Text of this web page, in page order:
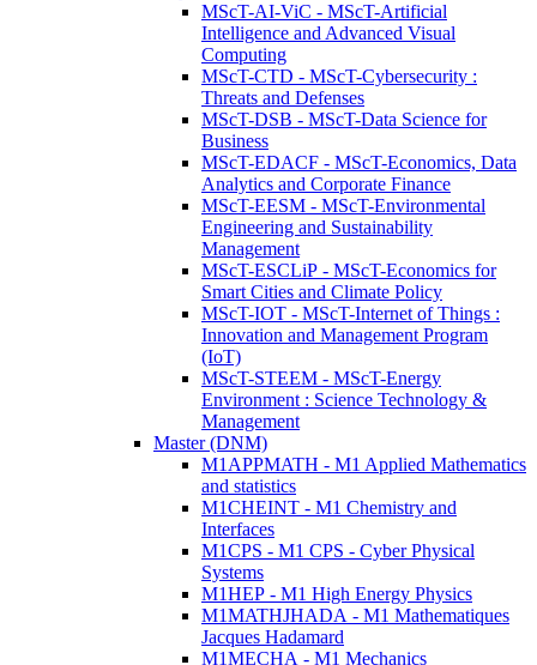
MScT-AI-ViC - MScT-Artificial
Intelligence and Advanced Visual
Computing
MScT-CTD - MScT-Cybersecurity :
Threats and Defenses
MScT-DSB - MScT-Data Science for
Business
MScT-EDACF - MScT-Economics, Data
Analytics and Corporate Finance
MScT-EESM - MScT-Environmental
Engineering and Sustainability
Management
MScT-ESCLiP - MScT-Economics for
Smart Cities and Climate Policy
MScT-IOT - MScT-Internet of Things :
Innovation and Management Program
(IoT)
MScT-STEEM - MScT-Energy
Environment : Science Technology &
Management
Master (DNM)
M1APPMATH - M1 Applied Mathematics
and statistics
M1CHEINT - M1 Chemistry and
Interfaces
M1CPS - M1 CPS - Cyber Physical
Systems
M1HEP - M1 High Energy Physics
M1MATHJHADA - M1 Mathematiques
Jacques Hadamard
M1MECHA - M1 Mechanics